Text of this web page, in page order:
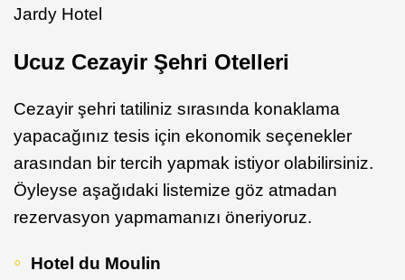
Jardy Hotel
Ucuz Cezayir Şehri Otelleri
Cezayir şehri tatiliniz sırasında konaklama
yapacağınız tesis için ekonomik seçenekler
arasından bir tercih yapmak istiyor olabilirsiniz.
Öyleyse aşağıdaki listemize göz atmadan
rezervasyon yapmamanızı öneriyoruz.
Hotel du Moulin